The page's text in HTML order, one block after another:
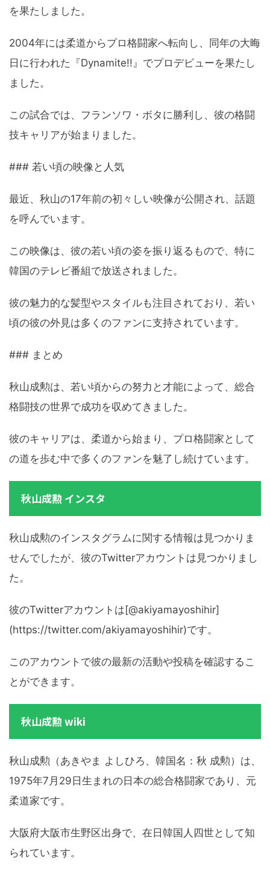
を果たしました。
2004年には柔道からプロ格闘家へ転向し、同年の大晦
日に行われた『Dynamite!!』でプロデビューを果たし
ました。
この試合では、フランソワ・ボタに勝利し、彼の格闘
技キャリアが始まりました。
### 若い頃の映像と人気
最近、秋山の17年前の初々しい映像が公開され、話題
を呼んでいます。
この映像は、彼の若い頃の姿を振り返るもので、特に
韓国のテレビ番組で放送されました。
彼の魅力的な髪型やスタイルも注目されており、若い
頃の彼の外見は多くのファンに支持されています。
### まとめ
秋山成勲は、若い頃からの努力と才能によって、総合
格闘技の世界で成功を収めてきました。
彼のキャリアは、柔道から始まり、プロ格闘家として
の道を歩む中で多くのファンを魅了し続けています。
秋山成勲 インスタ
秋山成勲のインスタグラムに関する情報は見つかりま
せんでしたが、彼のTwitterアカウントは見つかりまし
た。
彼のTwitterアカウントは[@akiyamayoshihir]
(https://twitter.com/akiyamayoshihir)です。
このアカウントで彼の最新の活動や投稿を確認するこ
とができます。
秋山成勲 wiki
秋山成勲（あきやま よしひろ、韓国名：秋 成勲）は、
1975年7月29日生まれの日本の総合格闘家であり、元
柔道家です。
大阪府大阪市生野区出身で、在日韓国人四世として知
られています。